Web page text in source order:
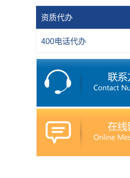
资质代办
400电话代办